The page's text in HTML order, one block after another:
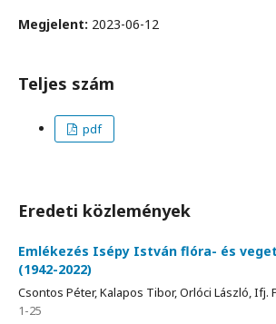
Megjelent: 2023-06-12
Teljes szám
pdf
Eredeti közlemények
Emlékezés Isépy István flóra- és
(1942-2022)
Csontos Péter, Kalapos Tibor, Orlóci László, Ifj.
1-25